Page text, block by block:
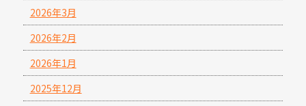
2026年3月
2026年2月
2026年1月
2025年12月